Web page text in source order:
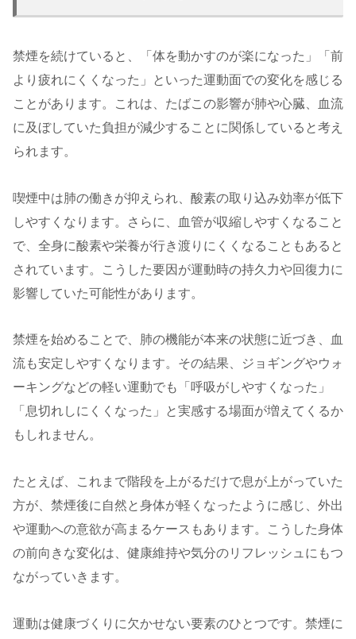
禁煙を続けていると、「体を動かすのが楽になった」「前
より疲れにくくなった」といった運動面での変化を感じる
ことがあります。これは、たばこの影響が肺や心臓、血流
に及ぼしていた負担が減少することに関係していると考え
られます。
喫煙中は肺の働きが抑えられ、酸素の取り込み効率が低下
しやすくなります。さらに、血管が収縮しやすくなること
で、全身に酸素や栄養が行き渡りにくくなることもあると
されています。こうした要因が運動時の持久力や回復力に
影響していた可能性があります。
禁煙を始めることで、肺の機能が本来の状態に近づき、血
流も安定しやすくなります。その結果、ジョギングやウォ
ーキングなどの軽い運動でも「呼吸がしやすくなった」
「息切れしにくくなった」と実感する場面が増えてくるか
もしれません。
たとえば、これまで階段を上がるだけで息が上がっていた
方が、禁煙後に自然と身体が軽くなったように感じ、外出
や運動への意欲が高まるケースもあります。こうした身体
の前向きな変化は、健康維持や気分のリフレッシュにもつ
ながっていきます。
運動は健康づくりに欠かせない要素のひとつです。禁煙に